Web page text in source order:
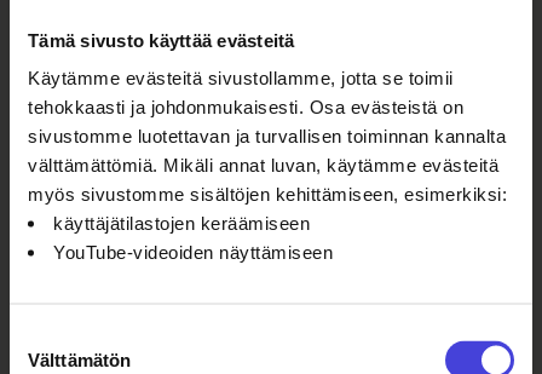
Tämä sivusto käyttää evästeitä
Käytämme evästeitä sivustollamme, jotta se toimii
tehokkaasti ja johdonmukaisesti. Osa evästeistä on
sivustomme luotettavan ja turvallisen toiminnan kannalta
välttämättömiä. Mikäli annat luvan, käytämme evästeitä
myös sivustomme sisältöjen kehittämiseen, esimerkiksi:
käyttäjätilastojen keräämiseen
YouTube-videoiden näyttämiseen
valinta
Välttämätön
Lue myös
Elokuu sykkii festivaaleja,